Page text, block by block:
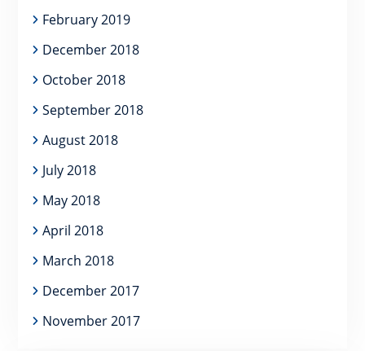
February 2019
December 2018
October 2018
September 2018
August 2018
July 2018
May 2018
April 2018
March 2018
December 2017
November 2017